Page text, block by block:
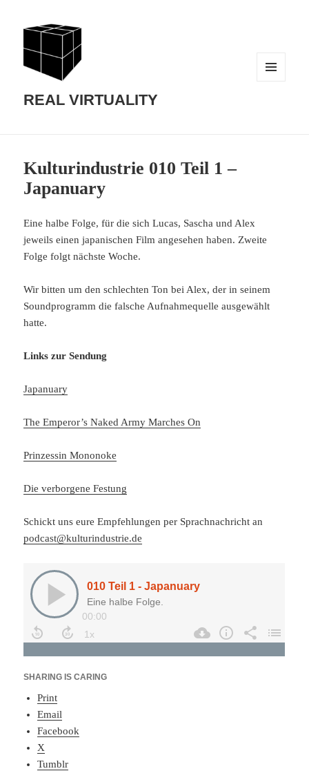
REAL VIRTUALITY
Kulturindustrie 010 Teil 1 –
Japanuary
Eine halbe Folge, für die sich Lucas, Sascha und Alex
jeweils einen japanischen Film angesehen haben. Zweite
Folge folgt nächste Woche.
Wir bitten um den schlechten Ton bei Alex, der in seinem
Soundprogramm die falsche Aufnahmequelle ausgewählt
hatte.
Links zur Sendung
Japanuary
The Emperor’s Naked Army Marches On
Prinzessin Mononoke
Die verborgene Festung
Schickt uns eure Empfehlungen per Sprachnachricht an
podcast@kulturindustrie.de
SHARING IS CARING
Print
Email
Facebook
X
Tumblr